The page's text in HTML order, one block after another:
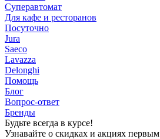
Суперавтомат
Для кафе и ресторанов
Посуточно
Jura
Saeco
Lavazza
Delonghi
Помощь
Блог
Вопрос-ответ
Бренды
Будьте всегда в курсе!
Узнавайте о скидках и акциях первым